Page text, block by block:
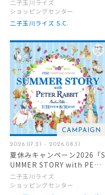
二子玉川ライズ
ショッピングセンター
二子玉川ライズ S.C.
CAMPAIGN
2026.07.21 - 2026.08.31
夏休みキャンペーン2026「S
UMMER STORY with PETE
R RABBIT」
二子玉川ライズ
ショッピングセンター